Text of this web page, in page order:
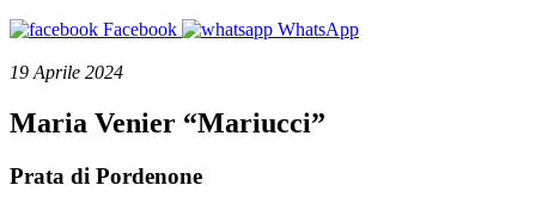
Facebook WhatsApp
19 Aprile 2024
Maria Venier “Mariucci”
Prata di Pordenone